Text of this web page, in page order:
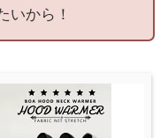
いから！